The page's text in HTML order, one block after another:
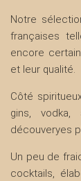
Notre
françaises
encore
et leur qualité.
Côté
gins, vodka,
découveryes
Un peu de
cocktails,